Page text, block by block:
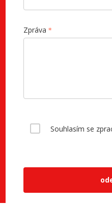
Zpráva
Souhlasím se